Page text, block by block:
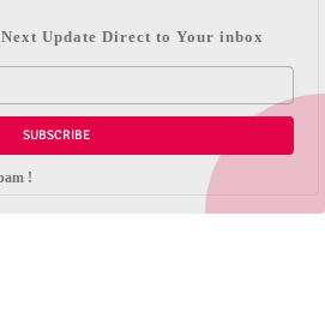
Update Direct to Your inbox
!